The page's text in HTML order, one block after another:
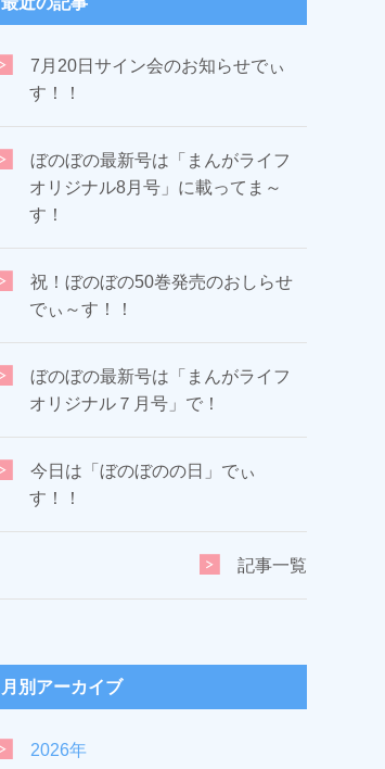
7月20日サイン会のお知らせでぃ
す！！
ぼのぼの最新号は「まんがライフ
オリジナル8月号」に載ってま～
す！
祝！ぼのぼの50巻発売のおしらせ
でぃ～す！！
ぼのぼの最新号は「まんがライフ
オリジナル７月号」で！
今日は「ぼのぼのの日」でぃ
す！！
記事一覧
月別アーカイブ
2026年